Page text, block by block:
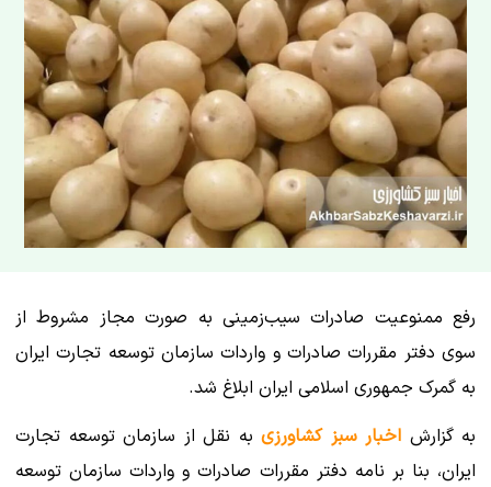
رفع ممنوعیت صادرات سیب‌زمینی به صورت مجاز مشروط از
سوی دفتر مقررات صادرات و واردات سازمان توسعه تجارت ایران
به گمرک جمهوری اسلامی ایران ابلاغ شد.
به گزارش اخبار سبز کشاورزی به نقل از سازمان توسعه تجارت
ایران، بنا بر نامه دفتر مقررات صادرات و واردات سازمان توسعه